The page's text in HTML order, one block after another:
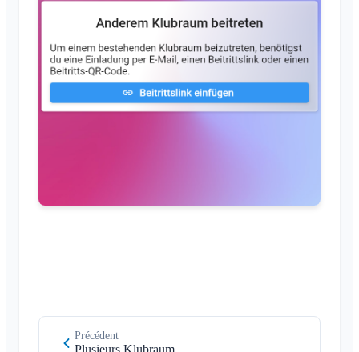
Précédent
Plusieurs Klubraum